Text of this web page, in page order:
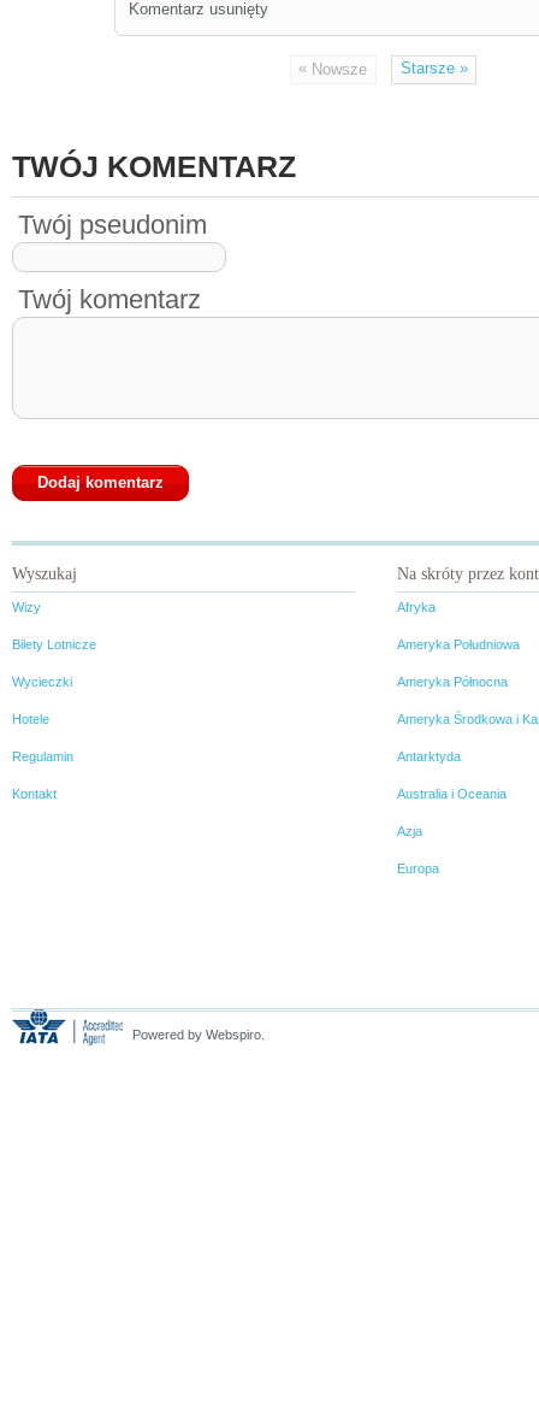
Komentarz usunięty
« Nowsze Starsze»
TWÓJ KOMENTARZ
Twój pseudonim
Twój komentarz
Wyszukaj
Wizy
Bilety Lotnicze
Wycieczki
Hotele
Regulamin
Kontakt
Na skróty przez
Afryka
Ameryka Południowa
Ameryka Północna
Ameryka Środkowa i
Antarktyda
Australia i Oceania
Azja
Europa
Powered by Webspiro.